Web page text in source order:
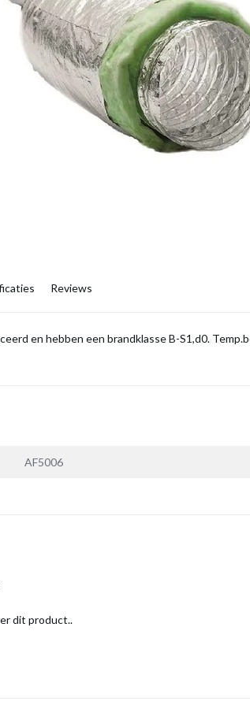
Reviews
en hebben een brandklasse B-S1,d0.
AF5006
dit product..